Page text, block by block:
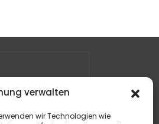
verwalten
wir Technologien wie